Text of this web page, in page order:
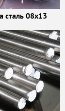
сталь 08х13